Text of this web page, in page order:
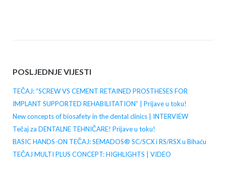
POSLJEDNJE VIJESTI
TEČAJ: “SCREW VS CEMENT RETAINED PROSTHESES FOR
IMPLANT SUPPORTED REHABILITATION” | Prijave u toku!
New concepts of biosafety in the dental clinics | INTERVIEW
Tečaj za DENTALNE TEHNIČARE! Prijave u toku!
BASIC HANDS-ON TEČAJ: SEMADOS® SC/SCX i RS/RSX u Bihaću
TEČAJ MULTI PLUS CONCEPT: HIGHLIGHTS | VIDEO